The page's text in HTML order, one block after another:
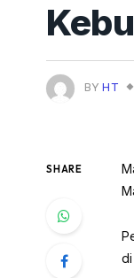
BY HT
SHARE
di